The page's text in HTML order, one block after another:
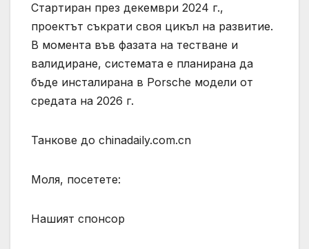
Стартиран през декември 2024 г.,
проектът съкрати своя цикъл на развитие.
В момента във фазата на тестване и
валидиране, системата е планирана да
бъде инсталирана в Porsche модели от
средата на 2026 г.
Танкове до chinadaily.com.cn
Моля, посетете:
Нашият спонсор